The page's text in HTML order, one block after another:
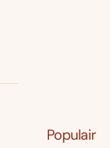
Populair